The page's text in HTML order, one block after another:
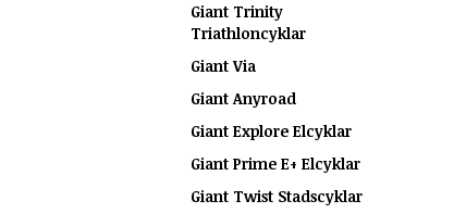
Giant Trinity
Triathloncyklar
Giant Via
Giant Anyroad
Giant Explore Elcyklar
Giant Prime E+ Elcyklar
Giant Twist Stadscyklar